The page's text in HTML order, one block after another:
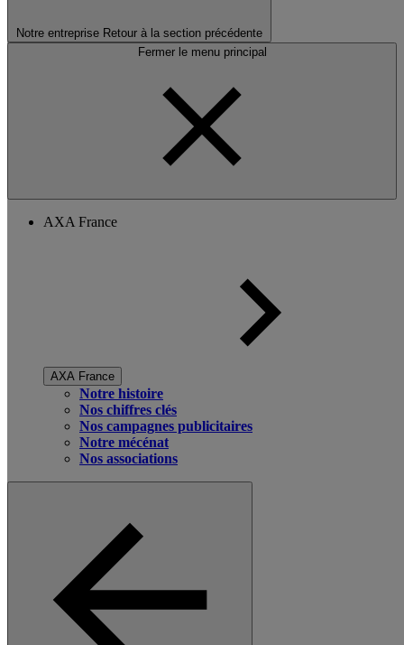
Notre entreprise Retour à la section précédente
Fermer le menu principal
AXA France
AXA France
Notre histoire
Nos chiffres clés
Nos campagnes publicitaires
Notre mécénat
Nos associations